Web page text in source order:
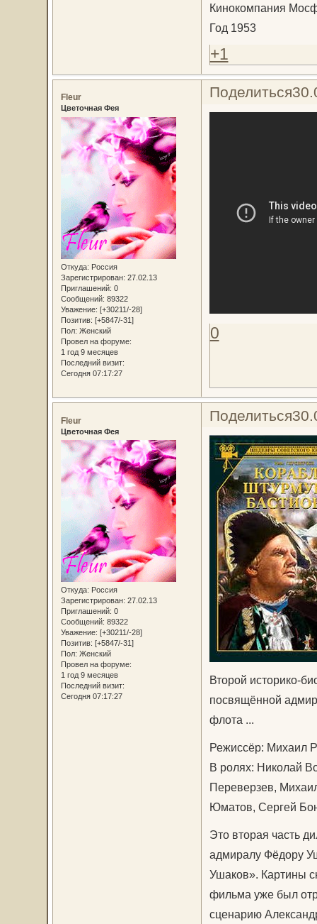
Кинокомпания
Год 1953
+1
Поделиться
Fleur
Цветочная Фея
Откуда: Россия
Зарегистрирован: 27.02.13
Приглашений: 0
Сообщений: 89322
Уважение: [+30211/-28]
Позитив: [+5847/-31]
Пол: Женский
Провел на форуме:
1 год 9 месяцев
Последний визит:
Сегодня 07:17:27
0
Поделиться
Fleur
Цветочная Фея
Откуда: Россия
Зарегистрирован: 27.02.13
Приглашений: 0
Сообщений: 89322
Уважение: [+30211/-28]
Позитив: [+5847/-31]
Пол: Женский
Провел на форуме:
1 год 9 месяцев
Последний визит:
Сегодня 07:17:27
Второй историко-
посвящённой
флота ...
Режиссёр: Михаил
В ролях: Николай
Переверзев,
Юматов, Сергей
Это вторая часть
адмиралу Фёдору
Ушаков». Картины
фильма уже был
сценарию